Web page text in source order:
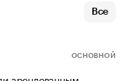
Все
ОСНОВНОЙ